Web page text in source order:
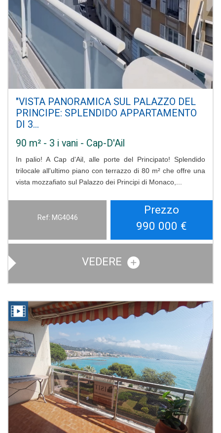
"VISTA PANORAMICA SUL PALAZZO DEL
PRINCIPE: SPLENDIDO APPARTAMENTO
DI 3...
90 m² - 3 i vani - Cap-D'Ail
In palio! A Cap d'Ail, alle porte del Principato! Splendido
trilocale all'ultimo piano con terrazzo di 80 m² che offre una
vista mozzafiato sul Palazzo dei Principi di Monaco,...
Ref: MG4046
Prezzo
990 000 €
VEDERE